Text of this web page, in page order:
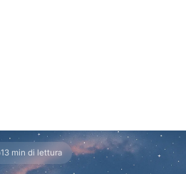
13 min di lettura